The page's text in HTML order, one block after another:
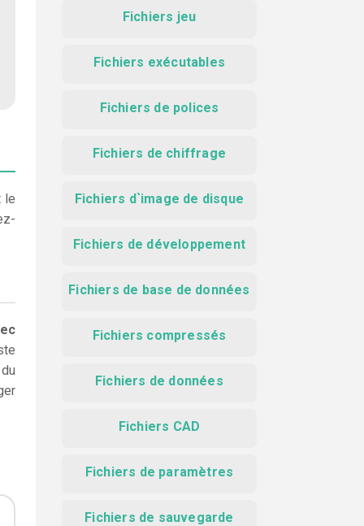
le
Fichiers jeu
Fichiers exécutables
Fichiers de polices
Fichiers de chiffrage
Fichiers d`image de disque
Fichiers de développement
Fichiers de base de données
Fichiers compressés
Fichiers de données
Fichiers CAD
Fichiers de paramètres
Fichiers de sauvegarde